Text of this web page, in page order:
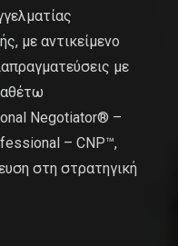
με αντικείμενο
με
Negotiator® –
– CNP™,
στη στρατηγική